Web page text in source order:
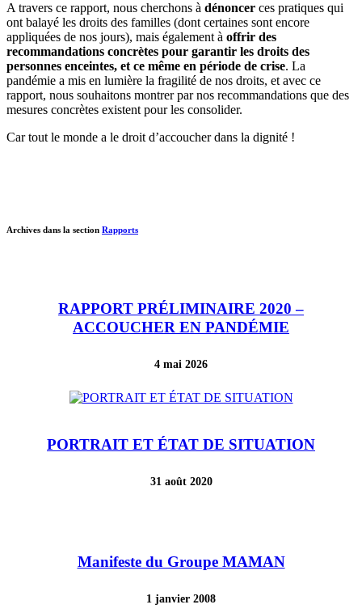
A travers ce rapport, nous cherchons à dénoncer ces pratiques qui
ont balayé les droits des familles (dont certaines sont encore
appliquées de nos jours), mais également à offrir des
recommandations concrètes pour garantir les droits des
personnes enceintes, et ce même en période de crise. La
pandémie a mis en lumière la fragilité de nos droits, et avec ce
rapport, nous souhaitons montrer par nos recommandations que des
mesures concrètes existent pour les consolider.
Car tout le monde a le droit d’accoucher dans la dignité !
Archives dans la section Rapports
RAPPORT PRÉLIMINAIRE 2020 –
ACCOUCHER EN PANDÉMIE
4 mai 2026
PORTRAIT ET ÉTAT DE SITUATION
31 août 2020
Manifeste du Groupe MAMAN
1 janvier 2008